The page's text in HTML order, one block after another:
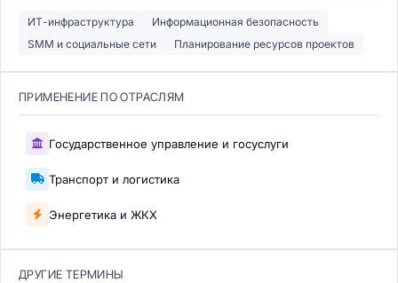
ИТ-инфраструктура
Информационная безопасность
SMM и социальные сети
Планирование ресурсов проектов
ПРИМЕНЕНИЕ ПО ОТРАСЛЯМ
Государственное управление и госуслуги
Транспорт и логистика
Энергетика и ЖКХ
ДРУГИЕ ТЕРМИНЫ